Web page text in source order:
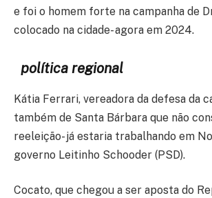
e foi o homem forte na campanha de
colocado na cidade- agora em 2024.
política regional
Kátia Ferrari, vereadora da defesa da
também de Santa Bárbara que não
reeleição- já estaria trabalhando em
governo Leitinho Schooder (PSD).
Cocato, que chegou a ser aposta do